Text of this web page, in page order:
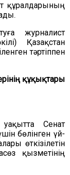
құралдарының
журналист
Қазақстан
тәртіппен
құқықтары
уақытта Сенат
бөлінген үй-
өткізілетін
қызметінің